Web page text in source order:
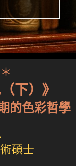
下）》
的色彩哲學
碩士